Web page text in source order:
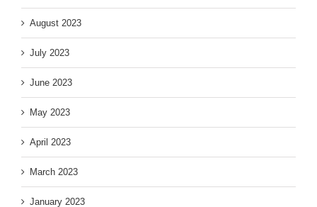
August 2023
July 2023
June 2023
May 2023
April 2023
March 2023
January 2023